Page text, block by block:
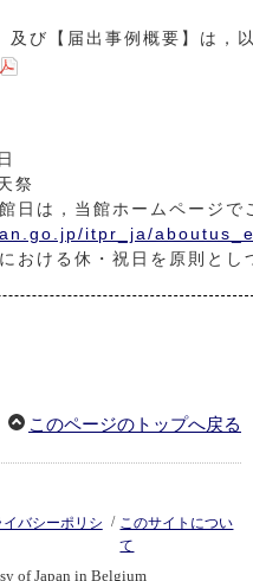
及び【届出事例概要】は，
祭
日は，当館ホームページで
itpr_ja/
おける休・祝日を原則と
このページのトップへ戻る
イバシーポリシ
/ このサイトについ
て
of Japan in Belgium